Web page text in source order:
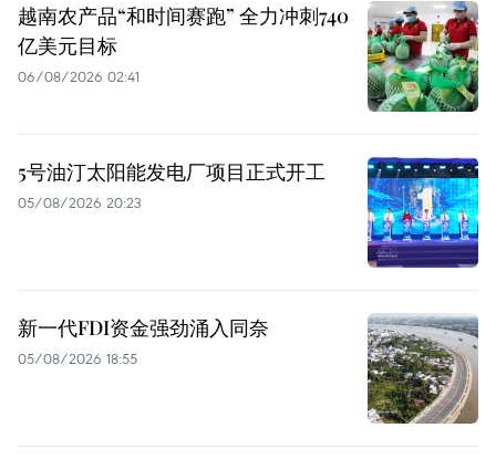
越南农产品“和时间赛跑” 全力冲刺740
亿美元目标
06/08/2026 02:41
5号油汀太阳能发电厂项目正式开工
05/08/2026 20:23
新一代FDI资金强劲涌入同奈
05/08/2026 18:55